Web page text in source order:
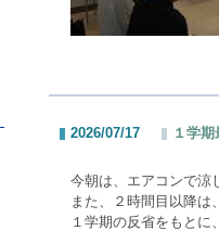
2026/07/17 １学期
今朝は、エアコンで涼
また、２時間目以降は
１学期の反省をもとに